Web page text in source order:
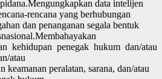
data intelijen
rencana yang berhubungan
dan penanganan segala bentuk
kehidupan penegak hukum dan/atau
atau
keamanan peralatan, sarana, dan/atau